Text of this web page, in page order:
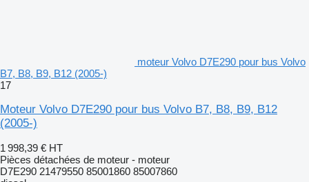
moteur Volvo D7E290 pour bus Volvo
B7, B8, B9, B12 (2005-)
17
Moteur Volvo D7E290 pour bus Volvo B7, B8, B9, B12
(2005-)
1 998,39 € HT
Pièces détachées de moteur - moteur
D7E290 21479550 85001860 85007860